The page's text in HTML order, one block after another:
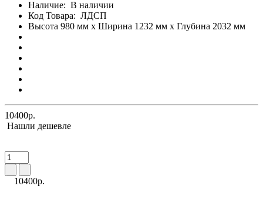
Наличие: В наличии
Код Товара: ЛДСП
Высота 980 мм x Ширина 1232 мм x Глубина 2032 мм
10400р.
Нашли дешевле
10400р.